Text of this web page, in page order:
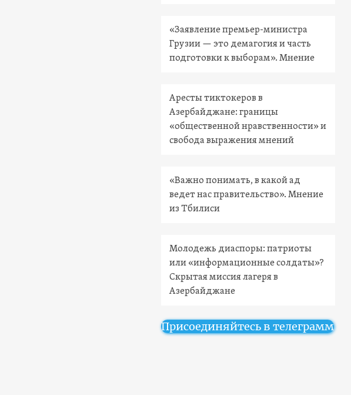
«Заявление премьер-министра
Грузии — это демагогия и часть
подготовки к выборам». Мнение
Аресты тиктокеров в
Азербайджане: границы
«общественной нравственности» и
свобода выражения мнений
«Важно понимать, в какой ад
ведет нас правительство». Мнение
из Тбилиси
Молодежь диаспоры: патриоты
или «информационные солдаты»?
Скрытая миссия лагеря в
Азербайджане
Присоединяйтесь в телеграмм